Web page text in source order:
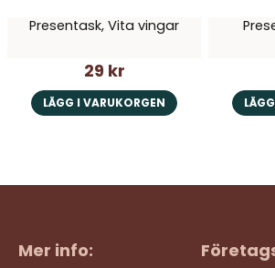
Presentask, Vita vingar
29 kr
LÄGG I VARUKORGEN
Mer info: